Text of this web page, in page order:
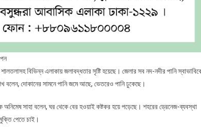
বিভিন্ন এলাকায় জলাবদ্ধতার সৃষ্টি হয়েছে। জেলার সব নদ-নদীর পানি
বলেন, দোকানের সামনে পানি জমে আছে, ভেতরেও পানি ঢুকেছে।
সাহা বলেন, ঘর থেকে বের হওয়াই কষ্টকর হয়ে পড়েছে। শহরের ড্রেনেজ-ব্যবস্থা
পেতে চাই।